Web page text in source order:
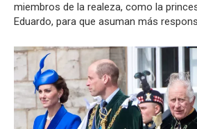
miembros de la realeza, como la
Eduardo, para que asuman más